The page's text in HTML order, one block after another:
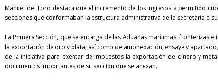
Manuel del Toro destaca que el incremento de los ingresos a permitido
secciones que conformaban la estructura administrativa de la secretaría a
La Primera Sección, que se encarga de las Aduanas marítimas,
la exportación de oro y plata, así como de amonedación, ensaye y
de la iniciativa para exentar de impuestos la exportación de dinero y
documentos importantes de su sección que se anexan.